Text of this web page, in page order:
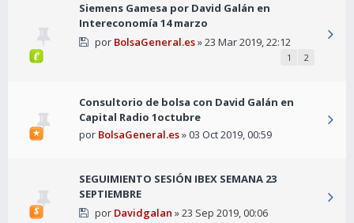
Siemens Gamesa por David Galán en
Intereconomía 14 marzo
por BolsaGeneral.es» 23 Mar 2019, 22:12
1 2
Consultorio de bolsa con David Galán en
Capital Radio 1octubre
por BolsaGeneral.es» 03 Oct 2019, 00:59
SEGUIMIENTO SESIÓN IBEX SEMANA 23
SEPTIEMBRE
por Davidgalan » 23 Sep 2019, 00:06